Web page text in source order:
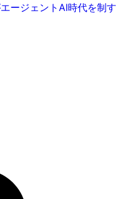
ージェントAI時代を制す